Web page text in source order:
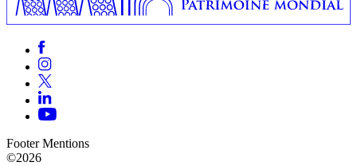
Footer Mentions
©2026